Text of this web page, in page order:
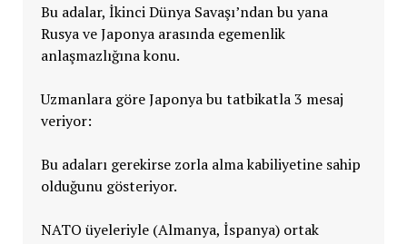
Bu adalar, İkinci Dünya Savaşı’ndan bu yana
Rusya ve Japonya arasında egemenlik
anlaşmazlığına konu.
Uzmanlara göre Japonya bu tatbikatla 3 mesaj
veriyor:
Bu adaları gerekirse zorla alma kabiliyetine sahip
olduğunu gösteriyor.
NATO üyeleriyle (Almanya, İspanya) ortak